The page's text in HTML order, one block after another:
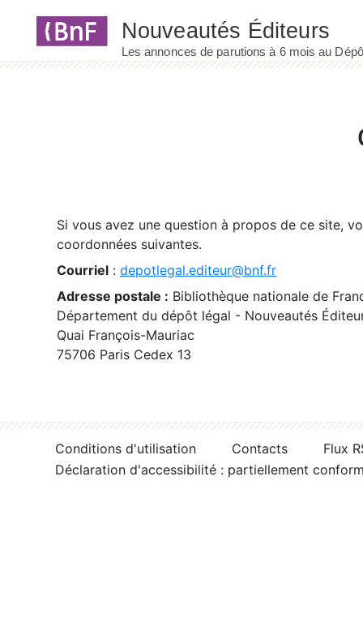
Si vous avez une question à propos de ce site,
coordonnées suivantes.
Courriel : depotlegal.editeur@bnf.fr
Adresse postale : Bibliothèque nationale de
Département du dépôt légal - Nouveautés
Quai François-Mauriac
75706 Paris Cedex 13
Conditions d'utilisation Contacts
Flux
Déclaration d'accessibilité : partiellement